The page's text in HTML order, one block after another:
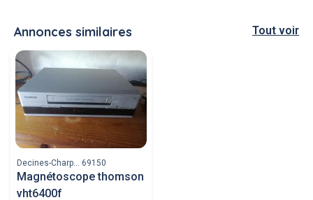
Annonces similaires Tout voir
Decines-Charp... 69150
Magnétoscope thomson
vht6400f